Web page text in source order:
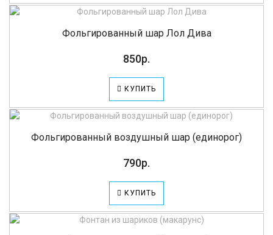
Фольгированный шар Лол Дива
850р.
КУПИТЬ
Фольгированный воздушный шар (единорог)
790р.
КУПИТЬ